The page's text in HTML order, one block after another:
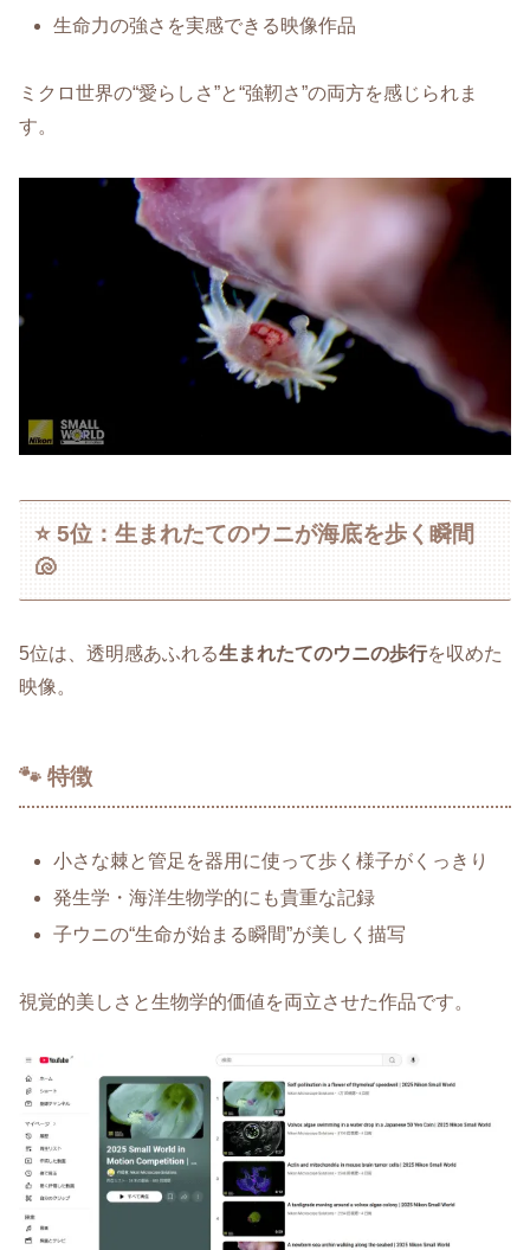
生命力の強さを実感できる映像作品
ミクロ世界の“愛らしさ”と“強靭さ”の両方を感じられま
す。
⭐ 5位：生まれたてのウニが海底を歩く瞬間
🐚
5位は、透明感あふれる生まれたてのウニの歩行を収めた
映像。
🐾 特徴
小さな棘と管足を器用に使って歩く様子がくっきり
発生学・海洋生物学的にも貴重な記録
子ウニの“生命が始まる瞬間”が美しく描写
視覚的美しさと生物学的価値を両立させた作品です。